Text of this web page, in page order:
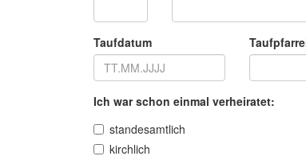
Taufdatum
Ich war schon einmal verheiratet:
standesamtlich
kirchlich